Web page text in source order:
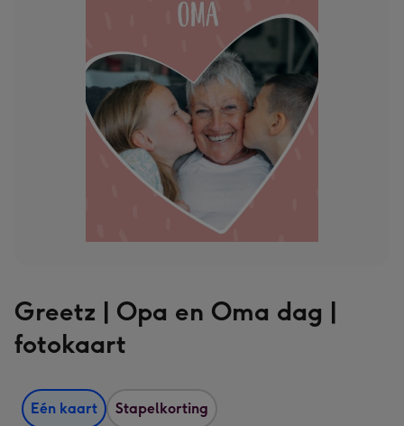
Greetz | Opa en Oma dag |
fotokaart
Eén kaart Stapelkorting